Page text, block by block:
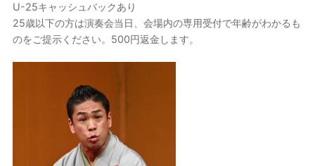
U-25キャッシュバックあり
25歳以下の方は演奏会当日、会場内の専用受付で年齢がわかるも
のをご提示ください。500円返金します。